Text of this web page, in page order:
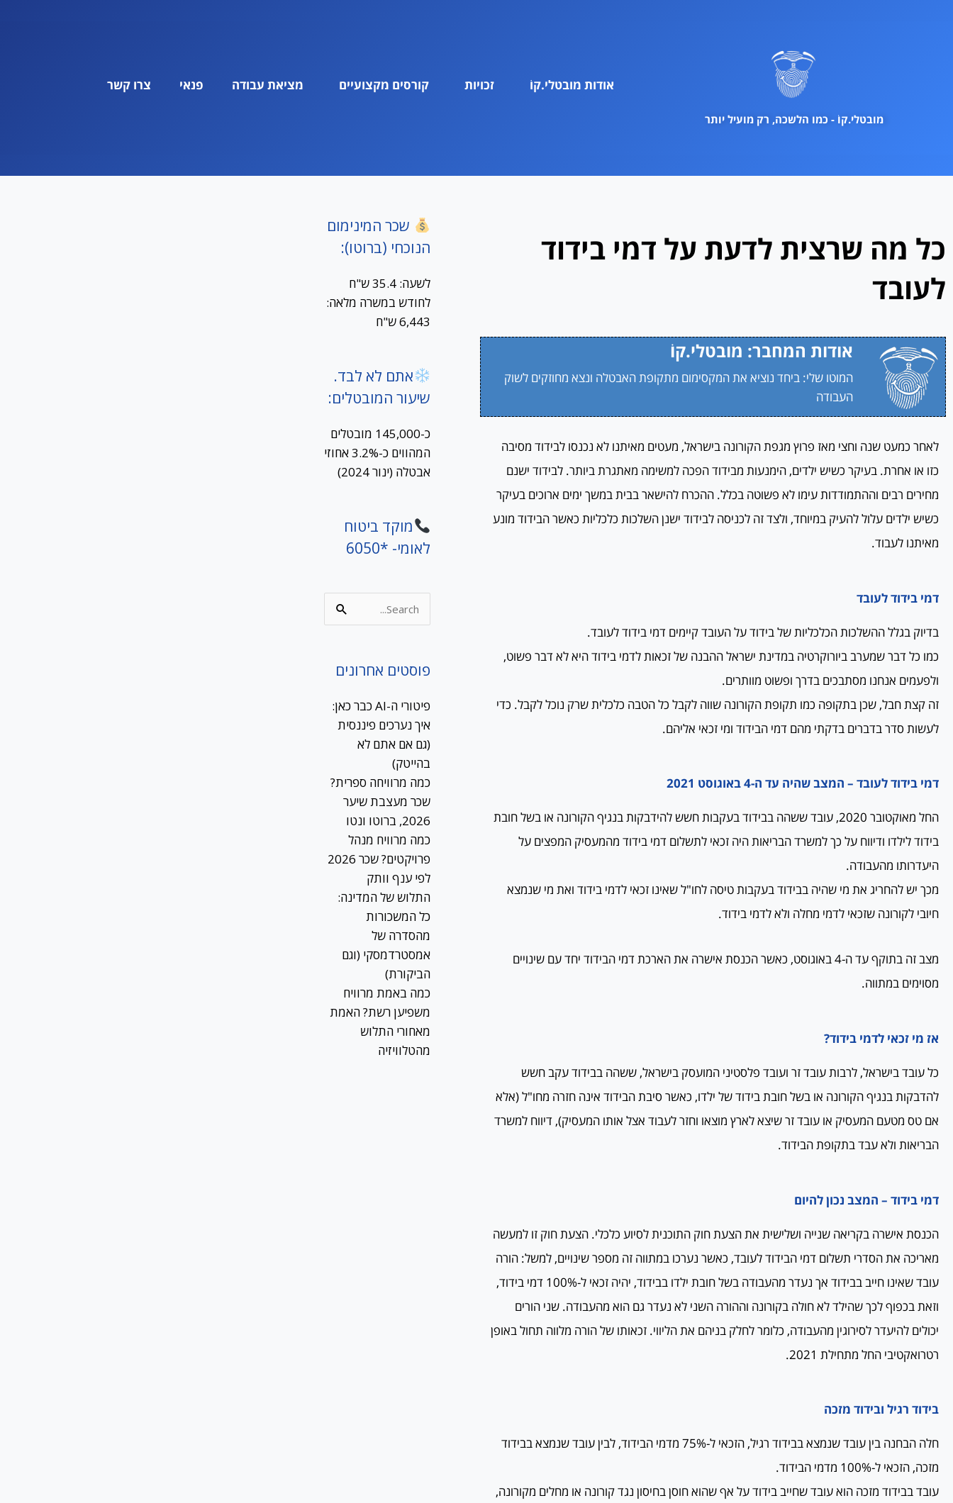
מובטלי.קוֹ - כמו הלשכה, רק מועיל יותר
אודות מובטלי.קוֹ זכויות קורסים מקצועיים מציאת עבודה פנאי צרו קשר
כל מה שרצית לדעת על דמי בידוד
לעובד
אודות המחבר: מובטלי.קוֹ
המוטו שלי: ביחד נוציא את המקסימום מתקופת האבטלה ונצא מחוזקים לשוק
העבודה
לאחר כמעט שנה וחצי מאז פרוץ מגפת הקורונה בישראל, מעטים מאיתנו לא נכנסו לבידוד מסיבה
כזו או אחרת. בעיקר כשיש ילדים, הימנעות מבידוד הפכה למשימה מאתגרת ביותר. לבידוד ישנם
מחירים רבים וההתמודדות עימו לא פשוטה בכלל. ההכרח להישאר בבית במשך ימים ארוכים בעיקר
כשיש ילדים עלול להעיק במיוחד, ולצד זה לכניסה לבידוד ישנן השלכות כלכליות כאשר הבידוד מונע
מאיתנו לעבוד.
דמי בידוד לעובד
בדיוק בגלל ההשלכות הכלכליות של בידוד על העובד קיימים דמי בידוד לעובד.
כמו כל דבר שמערב ביורוקרטיה במדינת ישראל ההבנה של זכאות לדמי בידוד היא לא דבר פשוט,
ולפעמים אנחנו מסתבכים בדרך ופשוט מוותרים.
זה קצת חבל, שכן בתקופה כמו תקופת הקורונה שווה לקבל כל הטבה כלכלית שרק נוכל לקבל. כדי
לעשות סדר בדברים בדקתי מהם דמי הבידוד ומי זכאי אליהם.
דמי בידוד לעובד – המצב שהיה עד ה-4 באוגוסט 2021
החל מאוקטובר 2020, עובד ששהה בבידוד בעקבות חשש להידבקות בנגיף הקורונה או בשל חובת
בידוד לילדו ודיווח על כך למשרד הבריאות היה זכאי לתשלום דמי בידוד מהמעסיק המפצים על
היעדרותו מהעבודה.
מכך יש להחריג את מי שהיה בבידוד בעקבות טיסה לחו"ל שאינו זכאי לדמי בידוד ואת מי שנמצא
חיובי לקורונה שזכאי לדמי מחלה ולא לדמי בידוד.
מצב זה בתוקף עד ה-4 באוגוסט, כאשר הכנסת אישרה את הארכת דמי הבידוד יחד עם שינויים
מסוימים במתווה.
אז מי זכאי לדמי בידוד?
כל עובד בישראל, לרבות עובד זר ועובד פלסטיני המועסק בישראל, ששהה בבידוד עקב חשש
להדבקות בנגיף הקורונה או בשל חובת בידוד של ילדו, כאשר סיבת הבידוד אינה חזרה מחו"ל (אלא
אם טס מטעם המעסיק או עובד זר שיצא לארץ מוצאו וחזר לעבוד אצל אותו המעסיק), דיווח למשרד
הבריאות ולא עבד בתקופת הבידוד.
דמי בידוד – המצב נכון להיום
הכנסת אישרה בקריאה שנייה ושלישית את הצעת חוק התוכנית לסיוע כלכלי. הצעת חוק זו למעשה
מאריכה את הסדרי תשלום דמי הבידוד לעובד, כאשר נערכו במתווה זה מספר שינויים, למשל: הורה
עובד שאינו חייב בבידוד אך נעדר מהעבודה בשל חובת ילדו בבידוד, יהיה זכאי ל-100% דמי בידוד,
וזאת בכפוף לכך שהילד לא חולה בקורונה וההורה השני לא נעדר גם הוא מהעבודה. שני הורים
יכולים להיעדר לסירוגין מהעבודה, כלומר לחלק בניהם את הליווי. זכאותו של הורה מלווה תחול באופן
רטרואקטיבי החל מתחילת 2021.
בידוד רגיל ובידוד מזכה
חלה הבחנה בין עובד שנמצא בבידוד רגיל, הזכאי ל-75% מדמי הבידוד, לבין עובד שנמצא בבידוד
מזכה, הזכאי ל-100% מדמי הבידוד.
עובד בבידוד מזכה הוא עובד שחייב בידוד על אף שהוא חוסן בחיסון נגד קורונה או מחלים מקורונה,
שכר המינימום
הנוכחי (ברוטו):
לשעה: 35.4 ש"ח
לחודש במשרה מלאה:
6,443 ש"ח
אתם לא לבד.
שיעור המובטלים:
כ-145,000 מובטלים
המהווים כ-3.2% אחוזי
אבטלה (ינור 2024)
מוקד ביטוח
לאומי- *6050
Search
for:
פוסטים אחרונים
פיטורי ה-AI כבר כאן:
איך נערכים פיננסית
(גם אם אתם לא
בהייטק)
כמה מרוויחה ספרית?
שכר מעצבת שיער
2026, ברוטו ונטו
כמה מרוויח מנהל
פרויקטים? שכר 2026
לפי ענף וותק
התלוש של המדינה:
כל המשכורות
מהסדרה של
אמסטרדמסקי (וגם
הביקורת)
כמה באמת מרוויח
משפיען רשת? האמת
מאחורי התלוש
מהטלוויזיה